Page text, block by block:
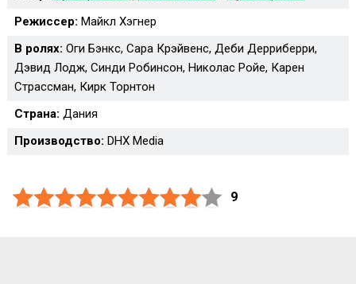
Режиссер: Майкл Хэгнер
В ролях: Оги Бэнкс, Сара Крэйвенс, Деби Дерриберри,
Дэвид Лодж, Синди Робинсон, Николас Ройе, Карен
Страссман, Кирк Торнтон
Страна: Дания
Производство: DHX Media
9